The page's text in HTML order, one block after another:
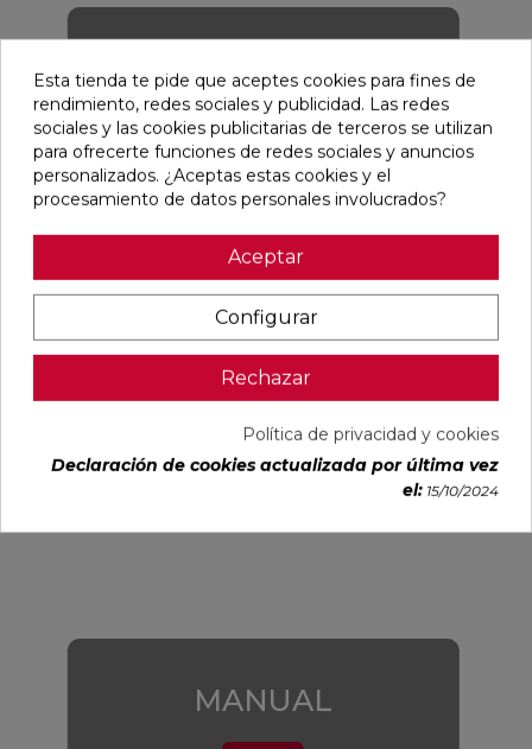
GRES NATURAL
VER
LÁMINA SLAB (XXL)
VER
MANUAL
Esta tienda te pide que aceptes cookies para fines de
rendimiento, redes sociales y publicidad. Las redes
sociales y las cookies publicitarias de terceros se utilizan
para ofrecerte funciones de redes sociales y anuncios
personalizados. ¿Aceptas estas cookies y el
procesamiento de datos personales involucrados?
Aceptar
Configurar
Rechazar
Política de privacidad y cookies
Declaración de cookies actualizada por última vez
el: 15/10/2024